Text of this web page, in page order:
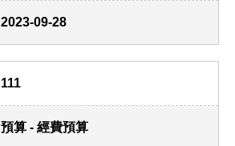
2023-09-28
111
預算 - 經費預算